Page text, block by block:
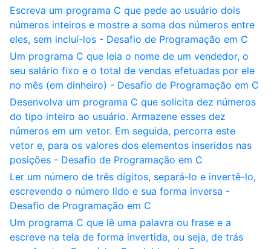
Escreva um programa C que pede ao usuário dois
números inteiros e mostre a soma dos números entre
eles, sem incluí-los - Desafio de Programação em C
Um programa C que leia o nome de um vendedor, o
seu salário fixo e o total de vendas efetuadas por ele
no mês (em dinheiro) - Desafio de Programação em C
Desenvolva um programa C que solicita dez números
do tipo inteiro ao usuário. Armazene esses dez
números em um vetor. Em seguida, percorra este
vetor e, para os valores dos elementos inseridos nas
posições - Desafio de Programação em C
Ler um número de três dígitos, separá-lo e invertê-lo,
escrevendo o número lido e sua forma inversa -
Desafio de Programação em C
Um programa C que lê uma palavra ou frase e a
escreve na tela de forma invertida, ou seja, de trás